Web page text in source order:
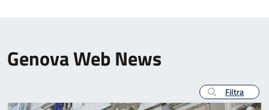
Genova Web News
Filtra